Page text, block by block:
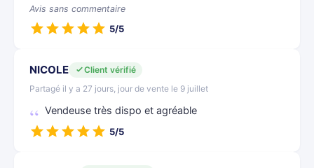
Avis sans commentaire
5/5
NICOLE
Client vérifié
Partagé il y a 27 jours, jour de vente le 9 juillet
Vendeuse très dispo et agréable
5/5